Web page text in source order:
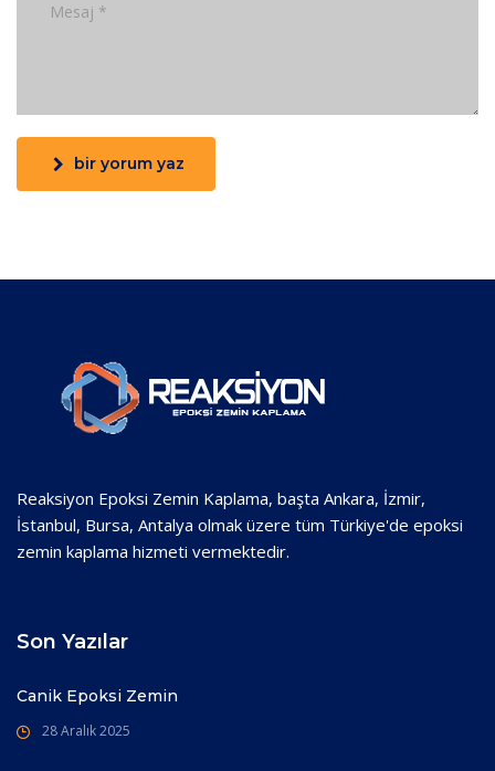
bir yorum yaz
Reaksiyon Epoksi Zemin Kaplama, başta Ankara, İzmir,
İstanbul, Bursa, Antalya olmak üzere tüm Türkiye'de epoksi
zemin kaplama hizmeti vermektedir.
Son Yazılar
Canik Epoksi Zemin
28 Aralık 2025